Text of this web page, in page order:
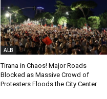
ALB
Tirana in Chaos! Major Roads
Blocked as Massive Crowd of
Protesters Floods the City Center